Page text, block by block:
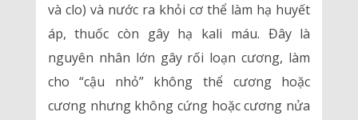
và clo) và nước ra khỏi cơ thể làm hạ huyết
áp, thuốc còn gây hạ kali máu. Đây là
nguyên nhân lớn gây rối loạn cương, làm
cho “cậu nhỏ” không thể cương hoặc
cương nhưng không cứng hoặc cương nửa